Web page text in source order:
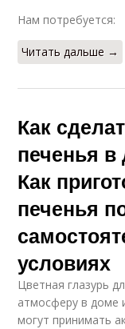
Нам потребуется:
Читать дальше →
Как
печенья
Как
печенья
условиях
Цветная глазурь
атмосферу в доме
могут принимать